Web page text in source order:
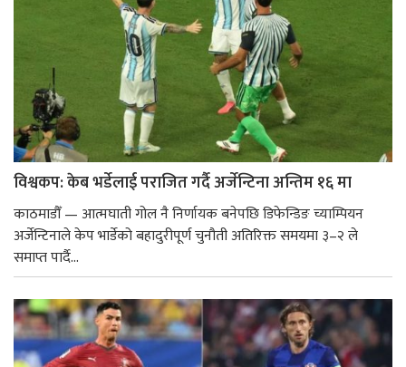
विश्वकप: केब भर्डेलाई पराजित गर्दै अर्जेन्टिना अन्तिम १६ मा
काठमाडौँ — आत्मघाती गोल नै निर्णायक बनेपछि डिफेन्डिङ च्याम्पियन
अर्जेन्टिनाले केप भार्डेको बहादुरीपूर्ण चुनौती अतिरिक्त समयमा ३–२ ले
समाप्त पार्दै...